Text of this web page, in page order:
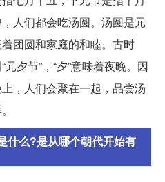
人们都会吃汤圆。汤圆是元
团圆和家庭的和睦。古时
夕节”，“夕”意味着夜晚。因
，人们会聚在一起，品尝汤
什么?是从哪个朝代开始有